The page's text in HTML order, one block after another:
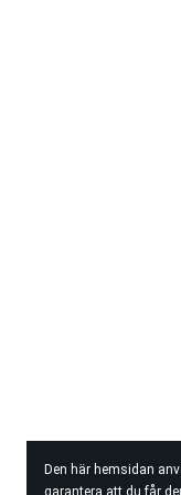
Den här hemsidan
garantera att du får